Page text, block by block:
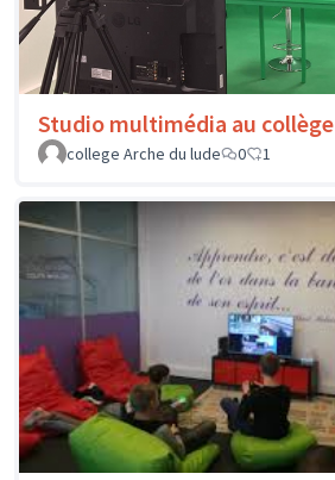
Studio multimédia au collège
college Arche du lude
0 1